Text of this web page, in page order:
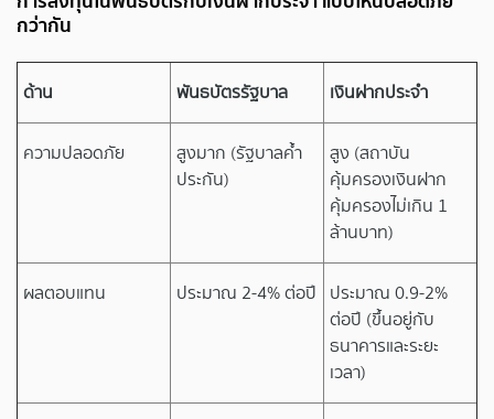
กว่ากัน
ด้าน พันธบัตรรัฐบาล เงินฝากประจำ
ความปลอดภัย
สูงมาก (รัฐบาลค้ำ
ประกัน)
สูง (สถาบัน
คุ้มครองเงินฝาก
คุ้มครองไม่เกิน 1
ล้านบาท)
ผลตอบแทน ประมาณ 2-4% ต่อปี
ประมาณ 0.9-2%
ต่อปี (ขึ้นอยู่กับ
ธนาคารและระยะ
เวลา)